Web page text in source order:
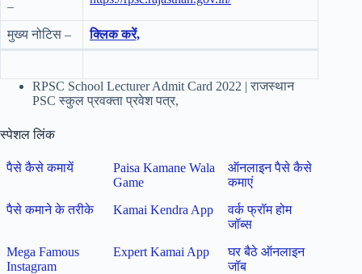
–
मुख्य नोटिस – क्लिक करें,
RPSC School Lecturer Admit Card 2022 | राजस्थान
PSC स्कुल प्रवक्ता प्रवेश पत्र,
स्पेशल लिंक
पैसे कैसे कमायें
Paisa Kamane Wala
Game
ऑनलाइन पैसे कैसे
कमाएं
पैसे कमाने के तरीके
Kamai Kendra App
वर्क फ्रॉम होम
जॉब्स
Mega Famous
Instagram
Expert Kamai App
घर बैठे ऑनलाइन
जॉब